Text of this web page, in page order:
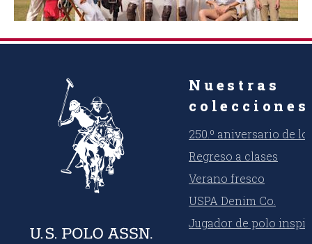
Nuestras
colecciones
250.º aniversario de
Regreso a clases
Verano fresco
USPA Denim Co.
Jugador de polo